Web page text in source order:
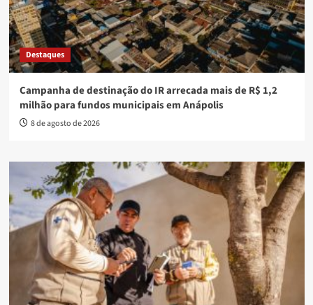
Destaques
Campanha de destinação do IR arrecada mais de R$ 1,2
milhão para fundos municipais em Anápolis
8 de agosto de 2026